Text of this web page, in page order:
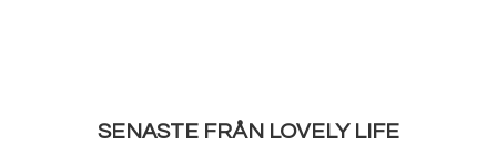
SENASTE FRÅN LOVELY LIFE